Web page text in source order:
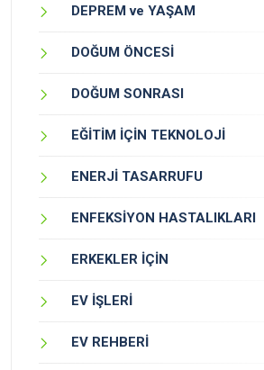
DEPREM ve YAŞAM
DOĞUM ÖNCESİ
DOĞUM SONRASI
EĞİTİM İÇİN TEKNOLOJİ
ENERJİ TASARRUFU
ENFEKSİYON HASTALIKLARI
ERKEKLER İÇİN
EV İŞLERİ
EV REHBERİ